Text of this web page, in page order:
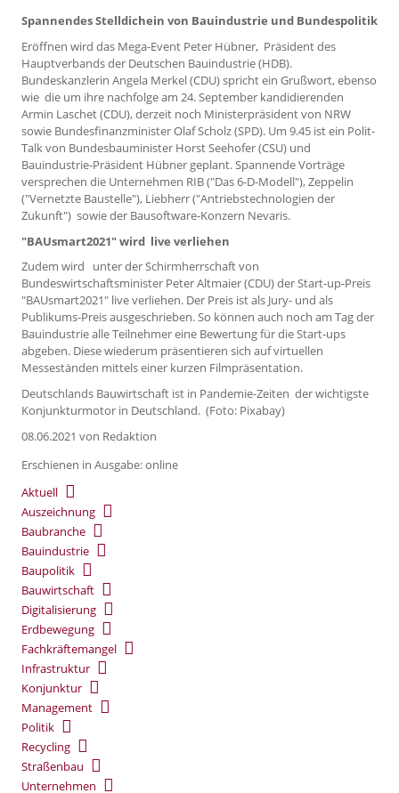
Spannendes Stelldichein von Bauindustrie und Bundespolitik
Eröffnen wird das Mega-Event Peter Hübner, Präsident des
Hauptverbands der Deutschen Bauindustrie (HDB).
Bundeskanzlerin Angela Merkel (CDU) spricht ein Grußwort, ebenso
wie die um ihre nachfolge am 24. September kandidierenden
Armin Laschet (CDU), derzeit noch Ministerpräsident von NRW
sowie Bundesfinanzminister Olaf Scholz (SPD). Um 9.45 ist ein Polit-
Talk von Bundesbauminister Horst Seehofer (CSU) und
Bauindustrie-Präsident Hübner geplant. Spannende Vorträge
versprechen die Unternehmen RIB ("Das 6-D-Modell"), Zeppelin
("Vernetzte Baustelle"), Liebherr ("Antriebstechnologien der
Zukunft") sowie der Bausoftware-Konzern Nevaris.
"BAUsmart2021" wird live verliehen
Zudem wird unter der Schirmherrschaft von
Bundeswirtschaftsminister Peter Altmaier (CDU) der Start-up-Preis
"BAUsmart2021" live verliehen. Der Preis ist als Jury- und als
Publikums-Preis ausgeschrieben. So können auch noch am Tag der
Bauindustrie alle Teilnehmer eine Bewertung für die Start-ups
abgeben. Diese wiederum präsentieren sich auf virtuellen
Messeständen mittels einer kurzen Filmpräsentation.
Deutschlands Bauwirtschaft ist in Pandemie-Zeiten der wichtigste
Konjunkturmotor in Deutschland. (Foto: Pixabay)
08.06.2021 von Redaktion
Erschienen in Ausgabe: online
Aktuell
Auszeichnung
Baubranche
Bauindustrie
Baupolitik
Bauwirtschaft
Digitalisierung
Erdbewegung
Fachkräftemangel
Infrastruktur
Konjunktur
Management
Politik
Recycling
Straßenbau
Unternehmen